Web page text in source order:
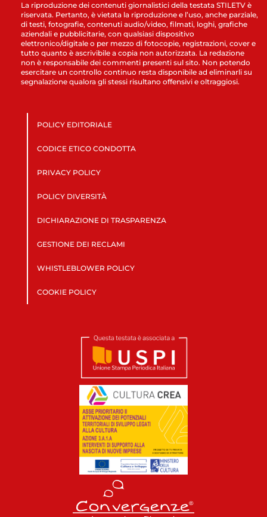
La riproduzione dei contenuti giornalistici della testata STILETV è
riservata. Pertanto, è vietata la riproduzione e l’uso, anche parziale,
di testi, fotografie, contenuti audio/video, filmati, loghi, grafiche
aziendali e pubblicitarie, con qualsiasi dispositivo
elettronico/digitale o per mezzo di fotocopie, registrazioni, cover e
tutto quanto è ascrivibile a copia non autorizzata. La redazione
non è responsabile dei commenti presenti sul sito. Non potendo
esercitare un controllo continuo resta disponibile ad eliminarli su
segnalazione qualora gli stessi risultano offensivi e oltraggiosi.
POLICY EDITORIALE
CODICE ETICO CONDOTTA
PRIVACY POLICY
POLICY DIVERSITÀ
DICHIARAZIONE DI TRASPARENZA
GESTIONE DEI RECLAMI
WHISTLEBLOWER POLICY
COOKIE POLICY